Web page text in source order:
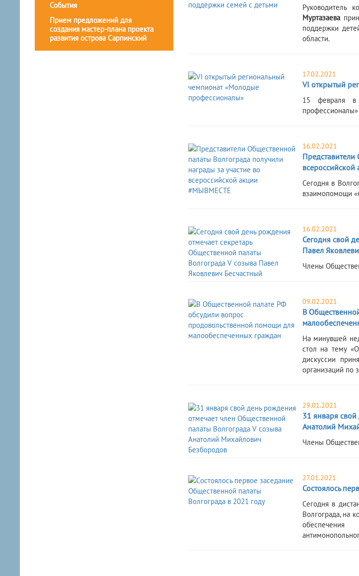
События
Прием предложений для
создания мастер-плана проекта
развития острова Сарпинский
​Руководитель
Муртазаева
поддержки
области.
17.02.2021
VI открытый
​15 февраля в
профессионалы»
16.02.2021
Представители
​Сегодня в
взаимопомощи
16.02.2021
Сегодня свой
Павел
​Члены
09.02.2021
В
​На минувшей
стол на тему
дискуссии
организаций по
29.01.2021
31 января
Анатолий
​Члены
27.01.2021
Состоялось
​Сегодня в
Волгограда, на
обеспечения